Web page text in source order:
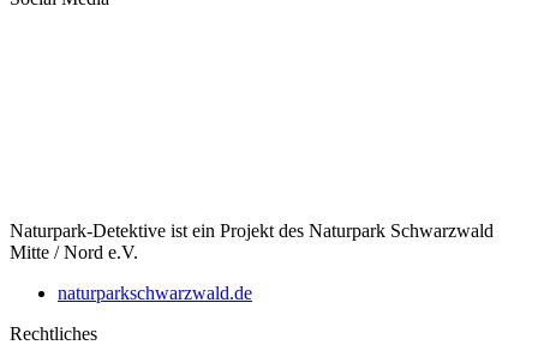
Naturpark-Detektive ist ein Projekt des Naturpark Schwarzwald
Mitte / Nord e.V.
naturparkschwarzwald.de
Rechtliches